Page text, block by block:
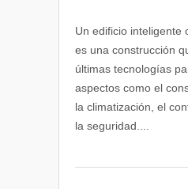
Un edificio inteligente
es una construcción
últimas tecnologías
aspectos como el
la climatización, el
la seguridad....